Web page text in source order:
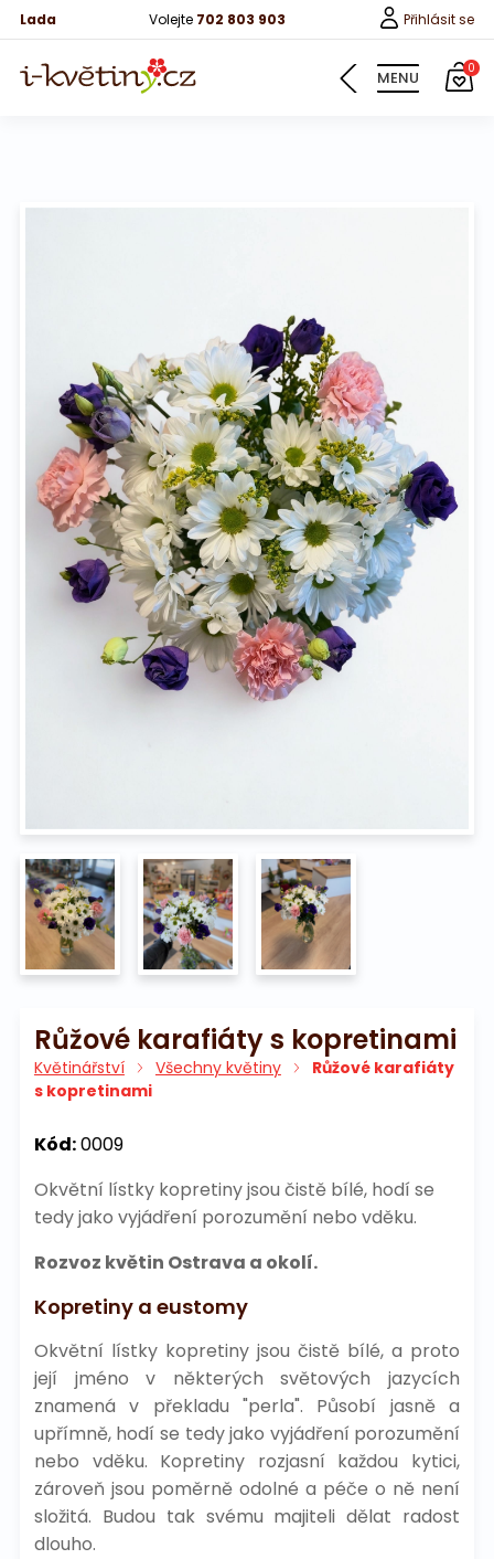
Lada Volejte 702 803 903 Přihlásit se
MENU 0
Růže 40cm
Bonboniery
Vína
Na pohřeb
Růžové karafiáty s kopretinami
Květinářství Všechny květiny
Růžové karafiáty
s kopretinami
Kód:0009
Okvětní lístky kopretiny jsou čistě bílé, hodí se
tedy jako vyjádření porozumění nebo vděku.
Rozvoz květin Ostrava a okolí.
Kopretiny a eustomy
Okvětní lístky kopretiny jsou čistě bílé, a proto
její jméno v některých světových jazycích
znamená v překladu "perla". Působí jasně a
upřímně, hodí se tedy jako vyjádření porozumění
nebo vděku. Kopretiny rozjasní každou kytici,
zároveň jsou poměrně odolné a péče o ně není
složitá. Budou tak svému majiteli dělat radost
dlouho.